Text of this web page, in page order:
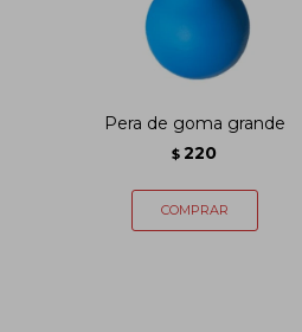
Pera de goma grande
$ 220